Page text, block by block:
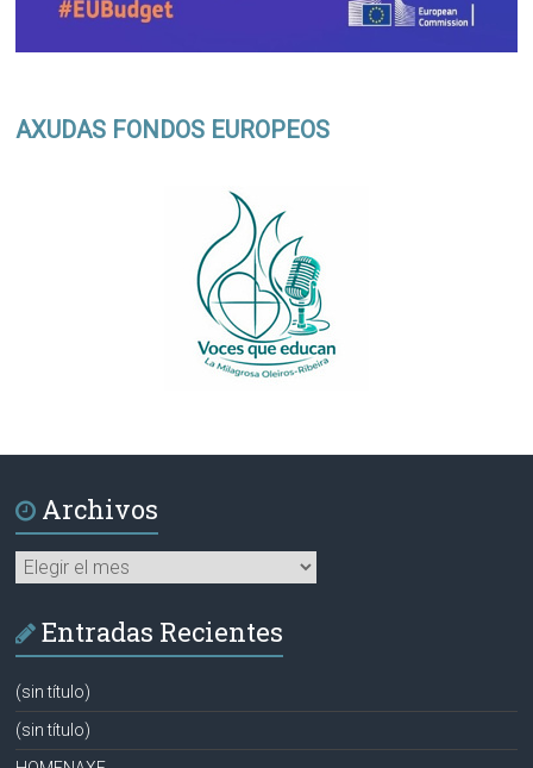
AXUDAS FONDOS EUROPEOS
Archivos
Archivos
Entradas Recientes
(sin título)
(sin título)